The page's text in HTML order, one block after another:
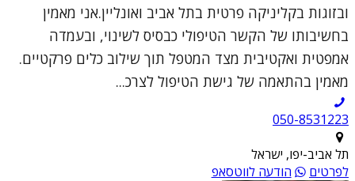
ובזוגות בקליניקה פרטית בתל אביב ואונליין.אני מאמין
בחשיבותו של הקשר הטיפולי כבסיס לשינוי, ובעמדה
אמפטית ואקטיבית מצד המטפל תוך שילוב כלים פרקטיים.
מאמין בהתאמה של גישת הטיפול לצרכ...
050-8531223
תל אביב-יפו, ישראל
לפרטים
הודעה לווטסאפ